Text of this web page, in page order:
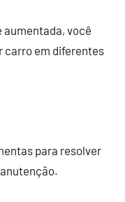
aumentada, você
carro em diferentes
para resolver